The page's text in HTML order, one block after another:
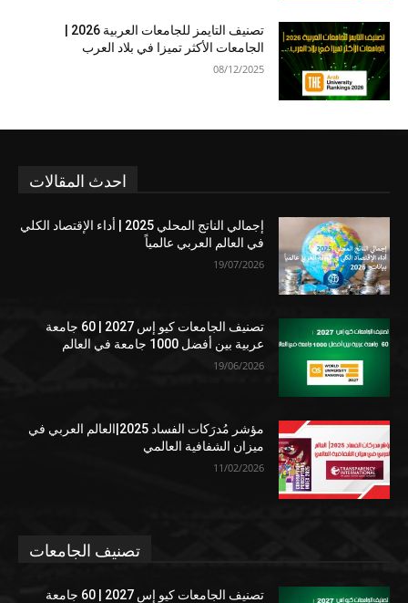
الجامعات الأكثر تميزا في بلاد العرب
08/12/2025
احدث المقالات
إجمالي الناتج المحلي 2025 | أداء الإقتصاد الكلي
في العالم العربي عالمياً
19/07/2026
تصنيف الجامعات كيو إس 2027 | 60 جامعة
عربية بين أفضل 1000 جامعة في العالم
19/06/2026
مؤشر مُدرَكات الفساد 2025|العالم العربي في
ميزان الشفافية العالمي
11/02/2026
تصنيف الجامعات
تصنيف الجامعات كيو إس 2027 | 60 جامعة